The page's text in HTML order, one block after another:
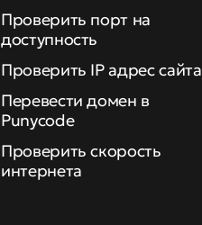
Проверить порт на
доступность
Проверить IP адрес сайта
Перевести домен в
Punycode
Проверить скорость
интернета